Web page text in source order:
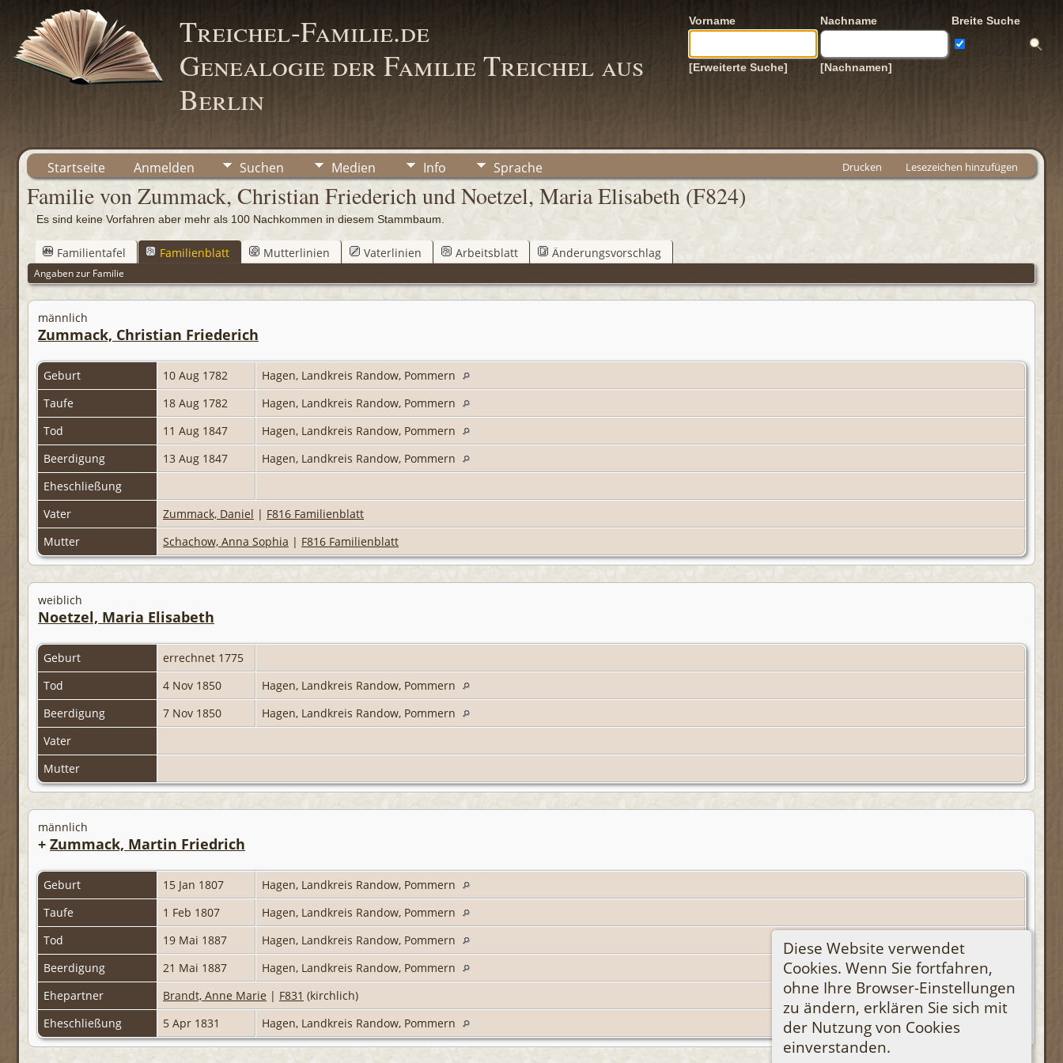
Treichel-Familie.de
Genealogie der Familie Treichel aus
Berlin
Vorname Nachname Breite Suche
[Erweiterte Suche] [Nachnamen]
Startseite Anmelden Suchen Medien Info Sprache Drucken Lesezeichen hinzufügen
Diese Website verwendet
Cookies. Wenn Sie fortfahren,
ohne Ihre Browser-Einstellungen
zu ändern, erklären Sie sich mit
der Nutzung von Cookies
einverstanden.
Familie von Zummack, Christian Friederich und Noetzel, Maria Elisabeth (F824)
Es sind keine Vorfahren aber mehr als 100 Nachkommen in diesem Stammbaum.
Familientafel Familienblatt Mutterlinien Vaterlinien Arbeitsblatt Änderungsvorschlag
Angaben zur Familie
männlich
Zummack, Christian Friederich
Geburt 10 Aug 1782
Hagen, Landkreis Randow, Pommern
Taufe
18 Aug 1782
Hagen, Landkreis Randow, Pommern
Tod
11 Aug 1847
Hagen, Landkreis Randow, Pommern
Beerdigung
13 Aug 1847
Hagen, Landkreis Randow, Pommern
Eheschließung
Vater
Zummack, Daniel | F816 Familienblatt
Mutter
Schachow, Anna Sophia | F816 Familienblatt
weiblich
Noetzel, Maria Elisabeth
Geburt
errechnet 1775
Tod
4 Nov 1850
Hagen, Landkreis Randow, Pommern
Beerdigung
7 Nov 1850
Hagen, Landkreis Randow, Pommern
Vater
Mutter
männlich
+ Zummack, Martin Friedrich
Geburt 15 Jan 1807
Hagen, Landkreis Randow, Pommern
Taufe
1 Feb 1807
Hagen, Landkreis Randow, Pommern
Tod
19 Mai 1887
Hagen, Landkreis Randow, Pommern
Beerdigung
21 Mai 1887
Hagen, Landkreis Randow, Pommern
Ehepartner
Brandt, Anne Marie | F831 (kirchlich)
Eheschließung
5 Apr 1831 Hagen, Landkreis Randow, Pommern